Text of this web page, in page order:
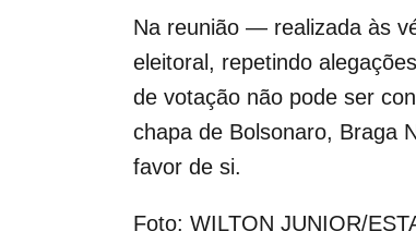
Na reunião — realizada às
eleitoral, repetindo
de votação não pode ser
chapa de Bolsonaro, Braga
favor de si.
Foto: WILTON JUNIOR/